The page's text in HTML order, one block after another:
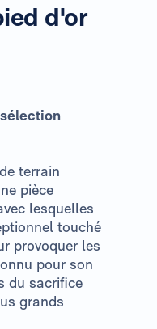
d'or
terrain
pièce
lesquelles
touché
provoquer les
pour son
du sacrifice
grands